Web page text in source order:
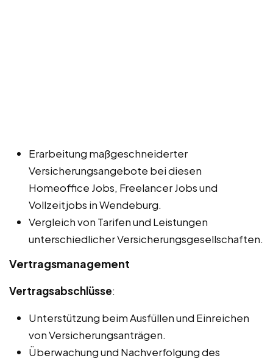
Erarbeitung maßgeschneiderter
Versicherungsangebote bei diesen
Homeoffice Jobs, Freelancer Jobs und
Vollzeitjobs in Wendeburg.
Vergleich von Tarifen und Leistungen
unterschiedlicher Versicherungsgesellschaften.
Vertragsmanagement
Vertragsabschlüsse:
Unterstützung beim Ausfüllen und Einreichen
von Versicherungsanträgen.
Überwachung und Nachverfolgung des